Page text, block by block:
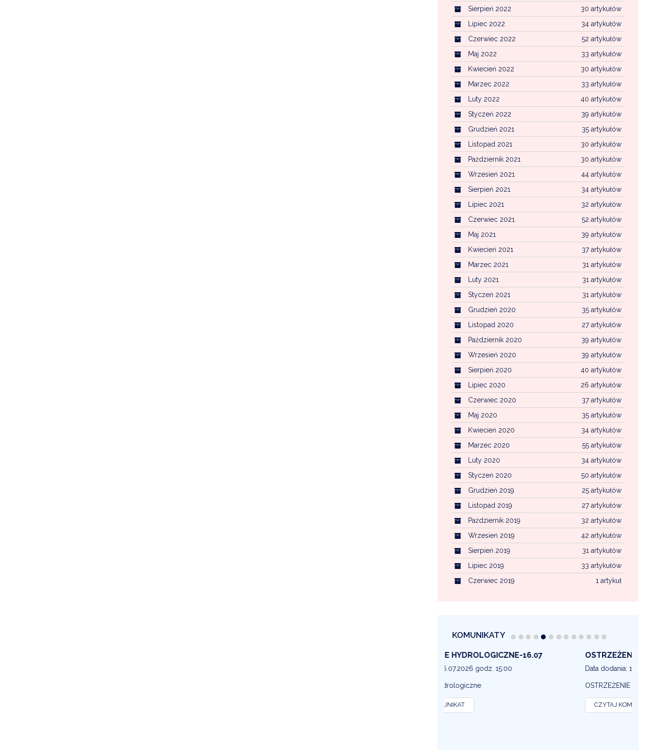
30 artykułów
Sierpień 2022
34 artykułów
Lipiec 2022
52 artykułów
Czerwiec 2022
33 artykułów
Maj 2022
30 artykułów
Kwiecień 2022
33 artykułów
Marzec 2022
40 artykułów
Luty 2022
39 artykułów
Styczeń 2022
35 artykułów
Grudzień 2021
30 artykułów
Listopad 2021
30 artykułów
Październik 2021
44 artykułów
Wrzesień 2021
34 artykułów
Sierpień 2021
32 artykułów
Lipiec 2021
52 artykułów
Czerwiec 2021
39 artykułów
Maj 2021
37 artykułów
Kwiecień 2021
31 artykułów
Marzec 2021
31 artykułów
Luty 2021
31 artykułów
Styczeń 2021
35 artykułów
Grudzień 2020
27 artykułów
Listopad 2020
39 artykułów
Październik 2020
39 artykułów
Wrzesień 2020
40 artykułów
Sierpień 2020
26 artykułów
Lipiec 2020
37 artykułów
Czerwiec 2020
35 artykułów
Maj 2020
34 artykułów
Kwiecień 2020
55 artykułów
Marzec 2020
34 artykułów
Luty 2020
50 artykułów
Styczeń 2020
25 artykułów
Grudzień 2019
27 artykułów
Listopad 2019
32 artykułów
Październik 2019
42 artykułów
Wrzesień 2019
31 artykułów
Sierpień 2019
33 artykułów
Lipiec 2019
1 artykuł
Czerwiec 2019
KOMUNIKATY
OSTRZEŻENIE METEOROLOGICZNE 16-07
Data dodania: 16.07.2026 godz. 14:30
OSTRZEŻENIE METEOROLOGICZNE
CZYTAJ KOMUNIKAT